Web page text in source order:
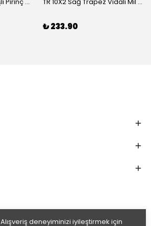
Alışveriş deneyiminizi iyileştirmek için
₺ 233.90